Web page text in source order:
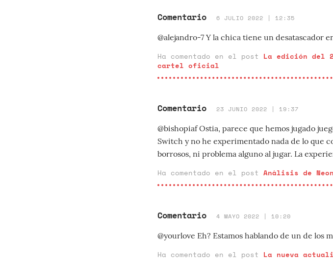
Comentario 6 JULIO 2022 | 12:35
@alejandro-7 Y la chica tiene un desatascador
Ha comentado en el post La edición del
cartel oficial
Comentario 23 JUNIO 2022 | 19:37
@bishopiaf Ostia, parece que hemos jugado
Switch y no he experimentado nada de lo que
borrosos, ni problema alguno al jugar. La
Ha comentado en el post Análisis de
Comentario 4 MAYO 2022 | 10:20
@yourlove Eh? Estamos hablando de un de los
Ha comentado en el post La nueva